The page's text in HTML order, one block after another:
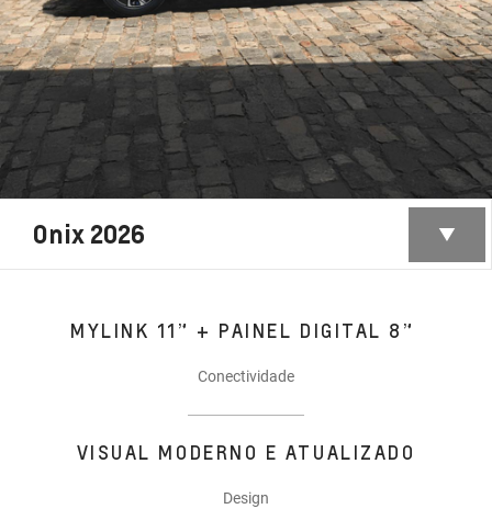
Onix 2026
MYLINK 11” + PAINEL DIGITAL 8”
Conectividade
VISUAL MODERNO E ATUALIZADO
Design